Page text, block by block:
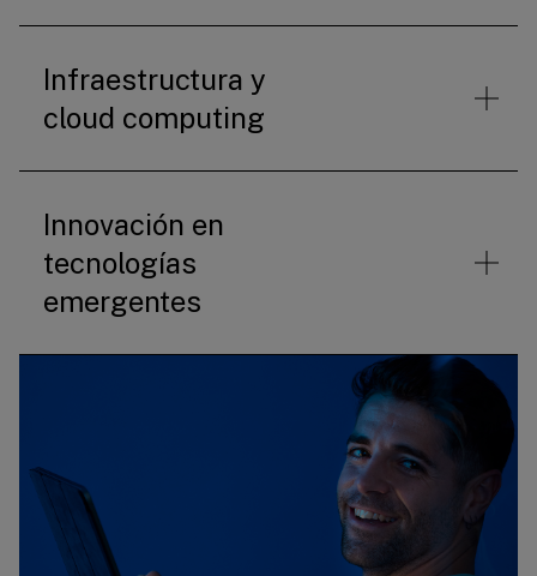
Infraestructura y
cloud computing
Innovación en
tecnologías
emergentes